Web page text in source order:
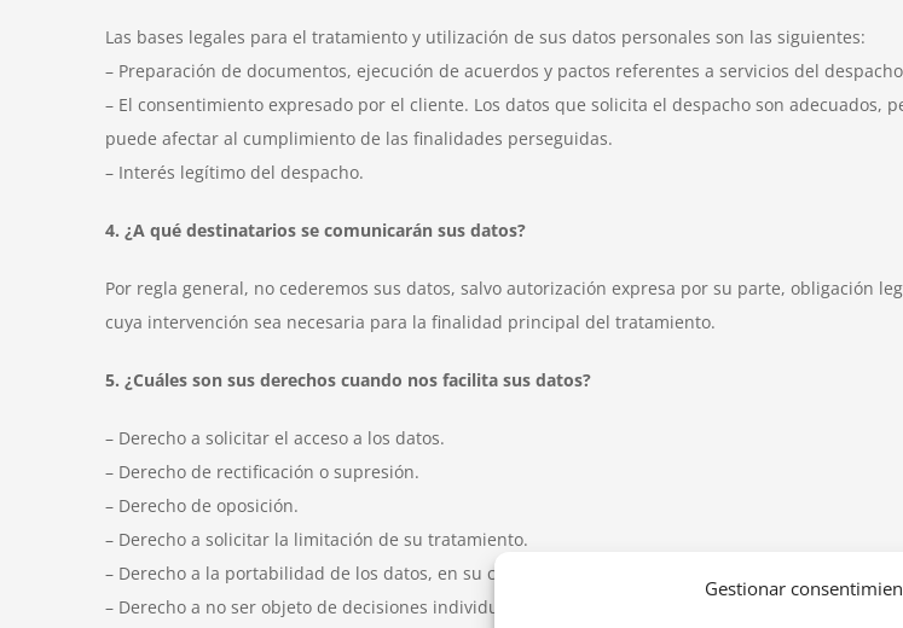
Gestionar
Las bases legales para el tratamiento y utilización de sus datos personales son las siguientes:
– Preparación de documentos, ejecución de acuerdos y pactos referentes a servicios del
– El consentimiento expresado por el cliente. Los datos que solicita el despacho son
puede afectar al cumplimiento de las finalidades perseguidas.
– Interés legítimo del despacho.
4. ¿A qué destinatarios se comunicarán sus datos?
Por regla general, no cederemos sus datos, salvo autorización expresa por su parte, obligación
cuya intervención sea necesaria para la finalidad principal del tratamiento.
5. ¿Cuáles son sus derechos cuando nos facilita sus datos?
– Derecho a solicitar el acceso a los datos.
– Derecho de rectificación o supresión.
– Derecho de oposición.
– Derecho a solicitar la limitación de su tratamiento.
– Derecho a la portabilidad de los datos, en su caso.
– Derecho a no ser objeto de decisiones individuales automatizadas.